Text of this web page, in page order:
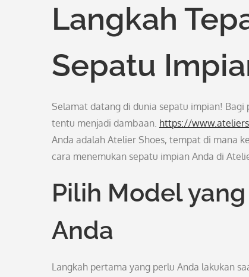
Langkah
Sepatu
Selamat datang di dunia sepatu impian!
tentu menjadi dambaan. https://
Anda adalah Atelier Shoes, tempat di mana
cara menemukan sepatu impian Anda di
Pilih Model
Anda
Langkah pertama yang perlu Anda lakukan